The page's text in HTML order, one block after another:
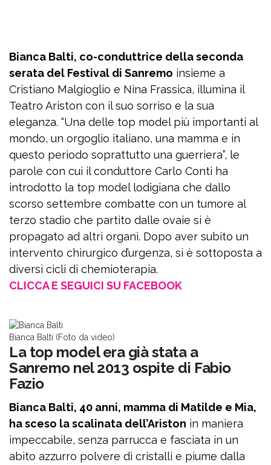
Bianca Balti, co-conduttrice della seconda
serata del Festival di Sanremo insieme a
Cristiano Malgioglio e Nina Frassica, illumina il
Teatro Ariston con il suo sorriso e la sua
eleganza. “Una delle top model più importanti al
mondo, un orgoglio italiano, una mamma e in
questo periodo soprattutto una guerriera”, le
parole con cui il conduttore Carlo Conti ha
introdotto la top model lodigiana che dallo
scorso settembre combatte con un tumore al
terzo stadio che partito dalle ovaie si è
propagato ad altri organi. Dopo aver subito un
intervento chirurgico d’urgenza, si è sottoposta a
diversi cicli di chemioterapia.
CLICCA E SEGUICI SU FACEBOOK
Bianca Balti (Foto da video)
La top model era già stata a
Sanremo nel 2013 ospite di Fabio
Fazio
Bianca Balti, 40 anni, mamma di Matilde e Mia,
ha sceso la scalinata dell’Ariston in maniera
impeccabile, senza parrucca e fasciata in un
abito azzurro polvere di cristalli e piume dalla